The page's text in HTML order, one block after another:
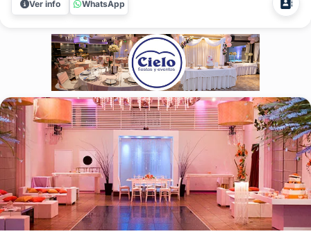
integrados. Estos lugares permiten...
Ver info WhatsApp